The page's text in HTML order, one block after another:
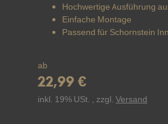
Hochwertige Ausführung
Einfache Montage
Passend für Schornstein
ab
22,99 €
inkl. 19% USt. , zzgl. Versand